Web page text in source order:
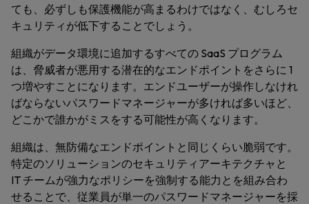
ても、必ずしも保護機能が高まるわけではなく、むしろセ
キュリティが低下することでしょう。
組織がデータ環境に追加するすべての SaaS プログラム
は、脅威者が悪用する潜在的なエンドポイントをさらに 1
つ増やすことになります。エンドユーザーが操作しなけれ
ばならないパスワードマネージャーが多ければ多いほど、
どこかで誰かがミスをする可能性が高くなります。
組織は、無防備なエンドポイントと同じくらい脆弱です。
特定のソリューションのセキュリティアーキテクチャと
IT チームが強力なポリシーを強制する能力とを組み合わ
せることで、従業員が単一のパスワードマネージャーを採